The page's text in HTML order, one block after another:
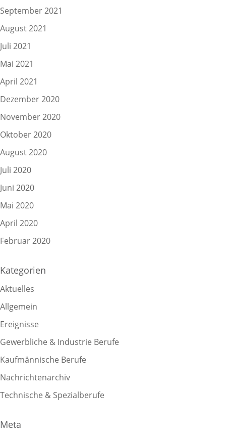
September 2021
August 2021
Juli 2021
Mai 2021
April 2021
Dezember 2020
November 2020
Oktober 2020
August 2020
Juli 2020
Juni 2020
Mai 2020
April 2020
Februar 2020
Kategorien
Aktuelles
Allgemein
Ereignisse
Gewerbliche & Industrie Berufe
Kaufmännische Berufe
Nachrichtenarchiv
Technische & Spezialberufe
Meta